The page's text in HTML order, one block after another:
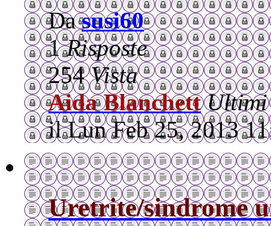
Dasusi60
1Risposte
254Vista
Aida Blanchett Ultimi
il Lun Feb 25, 2013
Uretrite/sindrome